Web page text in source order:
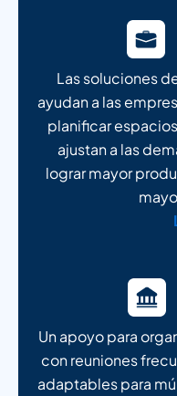
Las soluciones
ayudan a las
planificar
ajustan a las
lograr mayor
Un apoyo para
con reuniones
adaptables para